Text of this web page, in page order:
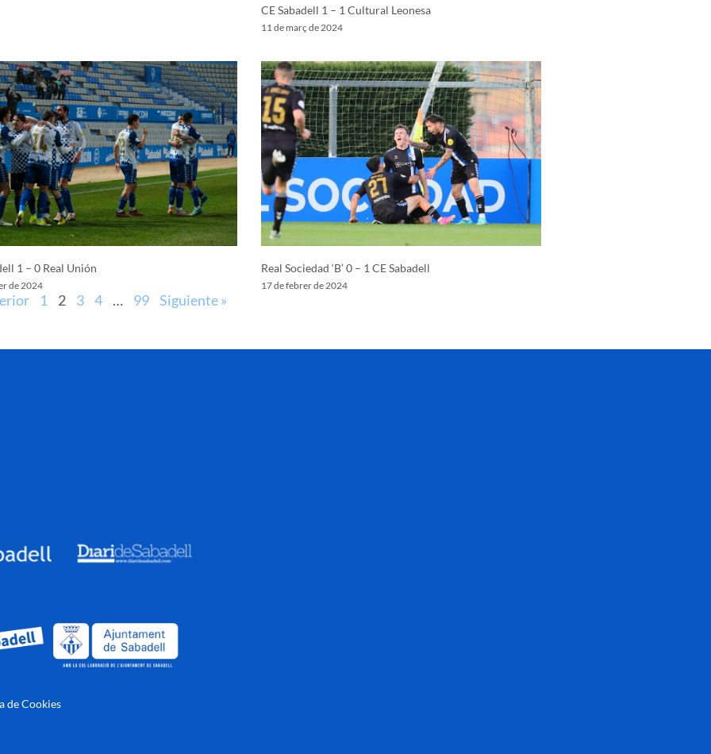
CE Sabadell 1 – 1 Cultural Leonesa
11 de març de 2024
1 – 0 Real Unión
de 2024
Real Sociedad ‘B’ 0 – 1 CE Sabadell
17 de febrer de 2024
1 2 3 4 … 99 Siguiente »
de Cookies